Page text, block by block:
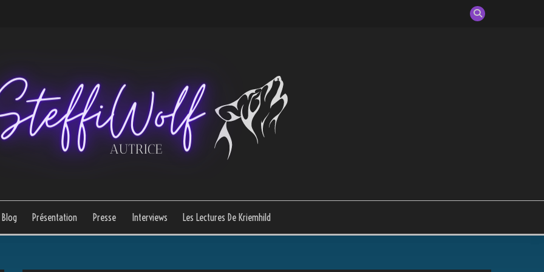
Blog Présentation Presse Interviews Les Lectures De Kriemhild